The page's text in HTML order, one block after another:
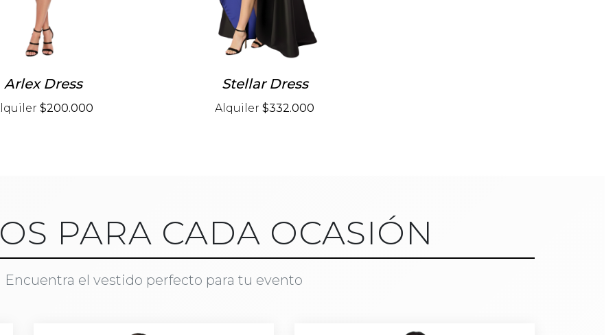
Arlex Dress
$200.000
Stellar Dress
Alquiler$332.000
PARA CADA OCASIÓN
Encuentra el vestido perfecto para tu evento